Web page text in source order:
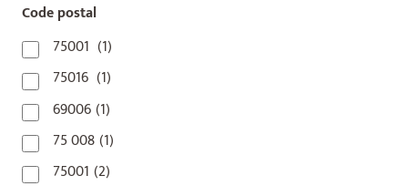
Code postal
75001 (1)
75016 (1)
69006(1)
75 008(1)
75001 (2)